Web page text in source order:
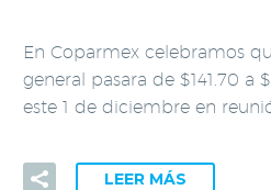
En Coparmex celebramos
general pasara de $141.70 a
este 1 de diciembre en
LEER MÁS